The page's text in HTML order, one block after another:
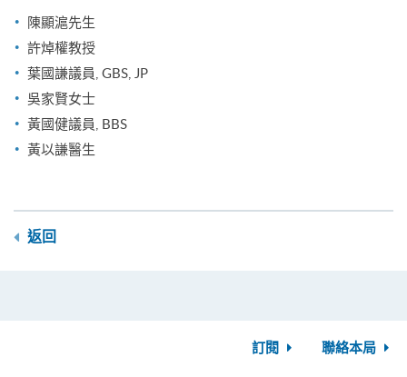
陳顯滬先生
許焯權教授
葉國謙議員, GBS, JP
吳家賢女士
黃國健議員, BBS
黃以謙醫生
返回
訂閱 聯絡本局